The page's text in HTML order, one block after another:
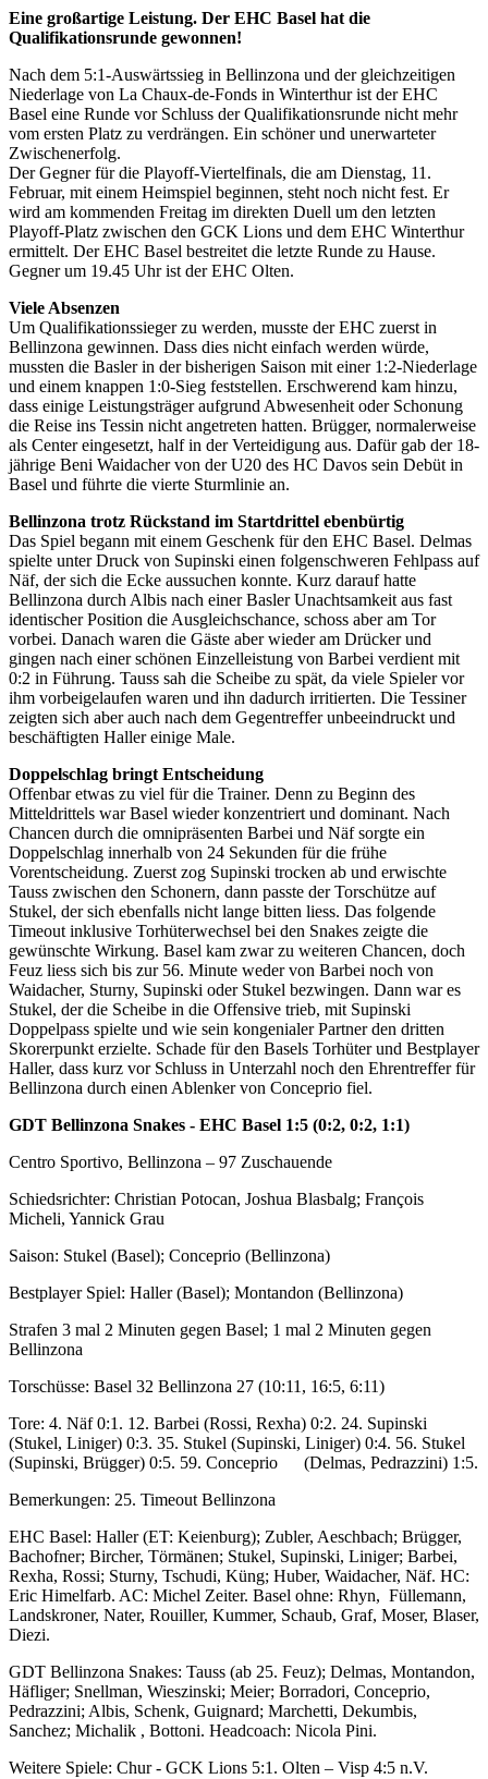
Eine großartige Leistung. Der EHC Basel hat die
Qualifikationsrunde gewonnen!
Nach dem 5:1-Auswärtssieg in Bellinzona und der gleichzeitigen
Niederlage von La Chaux-de-Fonds in Winterthur ist der EHC
Basel eine Runde vor Schluss der Qualifikationsrunde nicht mehr
vom ersten Platz zu verdrängen. Ein schöner und unerwarteter
Zwischenerfolg.
Der Gegner für die Playoff-Viertelfinals, die am Dienstag, 11.
Februar, mit einem Heimspiel beginnen, steht noch nicht fest. Er
wird am kommenden Freitag im direkten Duell um den letzten
Playoff-Platz zwischen den GCK Lions und dem EHC Winterthur
ermittelt. Der EHC Basel bestreitet die letzte Runde zu Hause.
Gegner um 19.45 Uhr ist der EHC Olten.
Viele Absenzen
Um Qualifikationssieger zu werden, musste der EHC zuerst in
Bellinzona gewinnen. Dass dies nicht einfach werden würde,
mussten die Basler in der bisherigen Saison mit einer 1:2-Niederlage
und einem knappen 1:0-Sieg feststellen. Erschwerend kam hinzu,
dass einige Leistungsträger aufgrund Abwesenheit oder Schonung
die Reise ins Tessin nicht angetreten hatten. Brügger, normalerweise
als Center eingesetzt, half in der Verteidigung aus. Dafür gab der 18-
jährige Beni Waidacher von der U20 des HC Davos sein Debüt in
Basel und führte die vierte Sturmlinie an.
Bellinzona trotz Rückstand im Startdrittel ebenbürtig
Das Spiel begann mit einem Geschenk für den EHC Basel. Delmas
spielte unter Druck von Supinski einen folgenschweren Fehlpass auf
Näf, der sich die Ecke aussuchen konnte. Kurz darauf hatte
Bellinzona durch Albis nach einer Basler Unachtsamkeit aus fast
identischer Position die Ausgleichschance, schoss aber am Tor
vorbei. Danach waren die Gäste aber wieder am Drücker und
gingen nach einer schönen Einzelleistung von Barbei verdient mit
0:2 in Führung. Tauss sah die Scheibe zu spät, da viele Spieler vor
ihm vorbeigelaufen waren und ihn dadurch irritierten. Die Tessiner
zeigten sich aber auch nach dem Gegentreffer unbeeindruckt und
beschäftigten Haller einige Male.
Doppelschlag bringt Entscheidung
Offenbar etwas zu viel für die Trainer. Denn zu Beginn des
Mitteldrittels war Basel wieder konzentriert und dominant. Nach
Chancen durch die omnipräsenten Barbei und Näf sorgte ein
Doppelschlag innerhalb von 24 Sekunden für die frühe
Vorentscheidung. Zuerst zog Supinski trocken ab und erwischte
Tauss zwischen den Schonern, dann passte der Torschütze auf
Stukel, der sich ebenfalls nicht lange bitten liess. Das folgende
Timeout inklusive Torhüterwechsel bei den Snakes zeigte die
gewünschte Wirkung. Basel kam zwar zu weiteren Chancen, doch
Feuz liess sich bis zur 56. Minute weder von Barbei noch von
Waidacher, Sturny, Supinski oder Stukel bezwingen. Dann war es
Stukel, der die Scheibe in die Offensive trieb, mit Supinski
Doppelpass spielte und wie sein kongenialer Partner den dritten
Skorerpunkt erzielte. Schade für den Basels Torhüter und Bestplayer
Haller, dass kurz vor Schluss in Unterzahl noch den Ehrentreffer für
Bellinzona durch einen Ablenker von Conceprio fiel.
GDT Bellinzona Snakes - EHC Basel 1:5 (0:2, 0:2, 1:1)
Centro Sportivo, Bellinzona – 97 Zuschauende
Schiedsrichter: Christian Potocan, Joshua Blasbalg; François
Micheli, Yannick Grau
Saison: Stukel (Basel); Conceprio (Bellinzona)
Bestplayer Spiel: Haller (Basel); Montandon (Bellinzona)
Strafen 3 mal 2 Minuten gegen Basel; 1 mal 2 Minuten gegen
Bellinzona
Torschüsse: Basel 32 Bellinzona 27 (10:11, 16:5, 6:11)
Tore: 4. Näf 0:1. 12. Barbei (Rossi, Rexha) 0:2. 24. Supinski
(Stukel, Liniger) 0:3. 35. Stukel (Supinski, Liniger) 0:4. 56. Stukel
(Supinski, Brügger) 0:5. 59. Conceprio (Delmas, Pedrazzini) 1:5.
Bemerkungen: 25. Timeout Bellinzona
EHC Basel: Haller (ET: Keienburg); Zubler, Aeschbach; Brügger,
Bachofner; Bircher, Törmänen; Stukel, Supinski, Liniger; Barbei,
Rexha, Rossi; Sturny, Tschudi, Küng; Huber, Waidacher, Näf. HC:
Eric Himelfarb. AC: Michel Zeiter. Basel ohne: Rhyn, Füllemann,
Landskroner, Nater, Rouiller, Kummer, Schaub, Graf, Moser, Blaser,
Diezi.
GDT Bellinzona Snakes: Tauss (ab 25. Feuz); Delmas, Montandon,
Häfliger; Snellman, Wieszinski; Meier; Borradori, Conceprio,
Pedrazzini; Albis, Schenk, Guignard; Marchetti, Dekumbis,
Sanchez; Michalik , Bottoni. Headcoach: Nicola Pini.
Weitere Spiele: Chur - GCK Lions 5:1. Olten – Visp 4:5 n.V.